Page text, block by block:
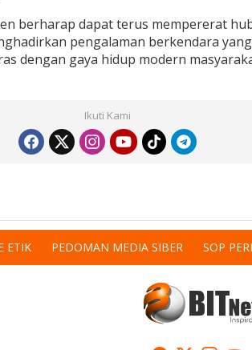
berharap dapat terus mempererat
pengalaman berkendara
dengan gaya hidup modern
Ikuti Kami
ETIK PEDOMAN MEDIA SIBER SOP